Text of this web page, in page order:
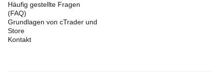
Häufig gestellte Fragen
(FAQ)
Grundlagen von cTrader und
Store
Kontakt